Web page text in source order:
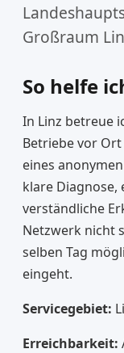
Großraum
So helfe
In Linz betreue
Betriebe vor
eines
klare Diagnose,
verständliche
Netzwerk nicht
selben Tag
eingeht.
Servicegebiet:
Erreichbarkeit: